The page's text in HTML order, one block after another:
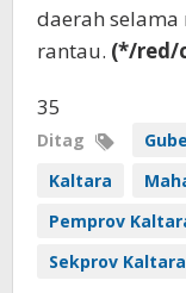
daerah
rantau. (*/red/
35
Ditag
Kaltara
Pemprov
Sekprov Kaltara